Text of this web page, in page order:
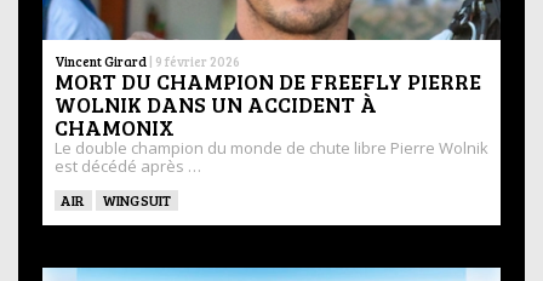
Vincent Girard | 9 février 2026
MORT DU CHAMPION DE FREEFLY PIERRE
WOLNIK DANS UN ACCIDENT À
CHAMONIX
Le double champion du monde de chute libre Pierre Wolnik
est décédé après …
AIR WINGSUIT